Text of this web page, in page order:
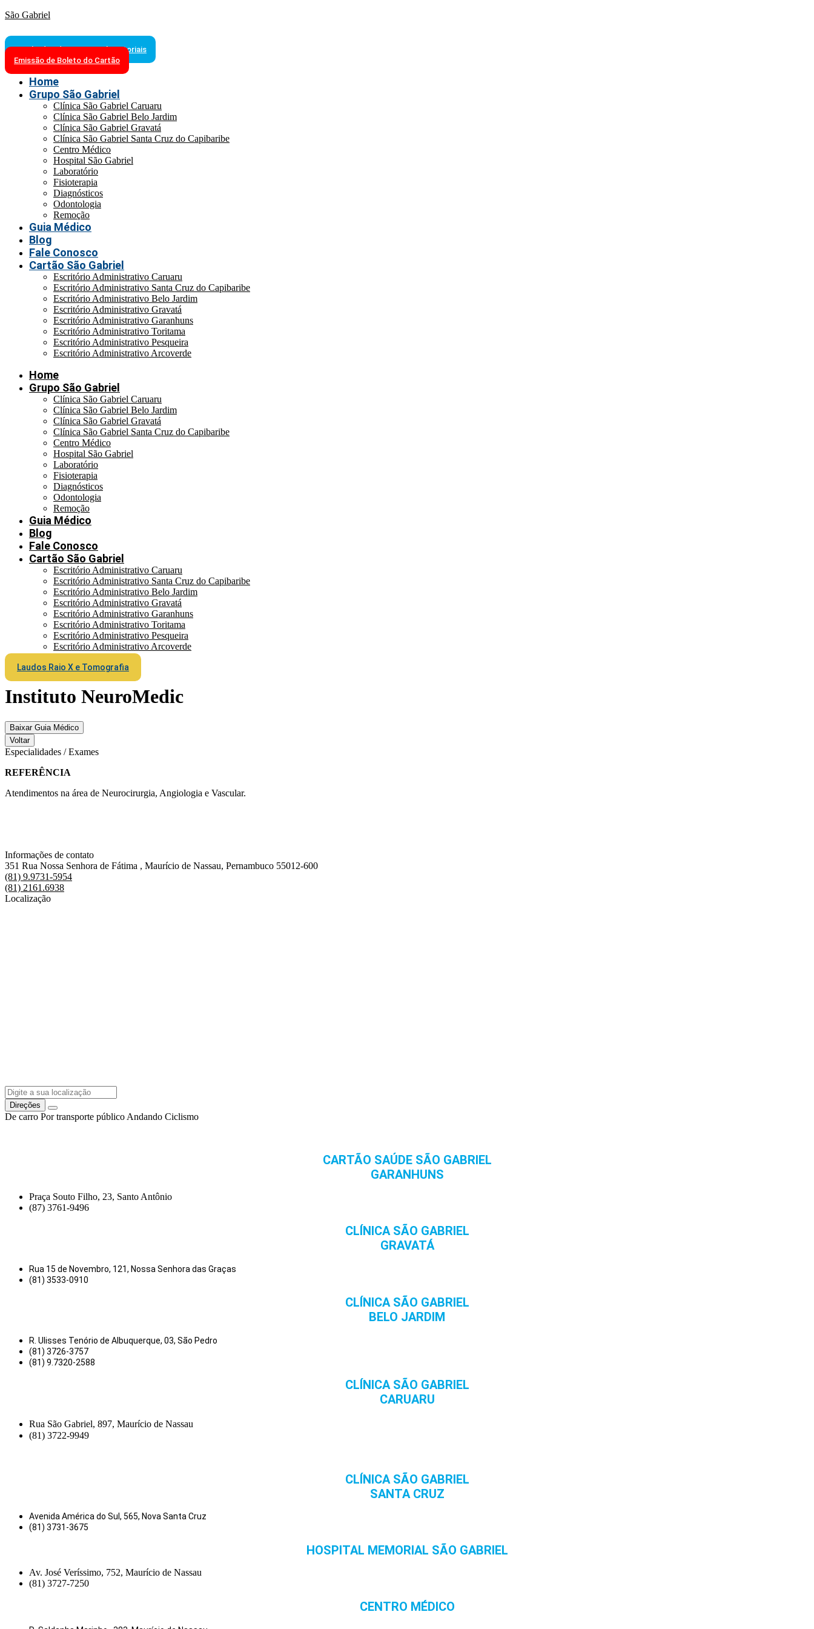
São Gabriel
Resultados de Exames Laboratoriais
Emissão de Boleto do Cartão
Home
Grupo São Gabriel
Clínica São Gabriel Caruaru
Clínica São Gabriel Belo Jardim
Clínica São Gabriel Gravatá
Clínica São Gabriel Santa Cruz do Capibaribe
Centro Médico
Hospital São Gabriel
Laboratório
Fisioterapia
Diagnósticos
Odontologia
Remoção
Guia Médico
Blog
Fale Conosco
Cartão São Gabriel
Escritório Administrativo Caruaru
Escritório Administrativo Santa Cruz do Capibaribe
Escritório Administrativo Belo Jardim
Escritório Administrativo Gravatá
Escritório Administrativo Garanhuns
Escritório Administrativo Toritama
Escritório Administrativo Pesqueira
Escritório Administrativo Arcoverde
Home
Grupo São Gabriel
Clínica São Gabriel Caruaru
Clínica São Gabriel Belo Jardim
Clínica São Gabriel Gravatá
Clínica São Gabriel Santa Cruz do Capibaribe
Centro Médico
Hospital São Gabriel
Laboratório
Fisioterapia
Diagnósticos
Odontologia
Remoção
Guia Médico
Blog
Fale Conosco
Cartão São Gabriel
Escritório Administrativo Caruaru
Escritório Administrativo Santa Cruz do Capibaribe
Escritório Administrativo Belo Jardim
Escritório Administrativo Gravatá
Escritório Administrativo Garanhuns
Escritório Administrativo Toritama
Escritório Administrativo Pesqueira
Escritório Administrativo Arcoverde
Laudos Raio X e Tomografia
Instituto NeuroMedic
Baixar Guia Médico
Voltar
Especialidades / Exames
REFERÊNCIA
Atendimentos na área de Neurocirurgia, Angiologia e Vascular.
Informações de contato
351 Rua Nossa Senhora de Fátima , Maurício de Nassau, Pernambuco 55012-600
(81) 9.9731-5954
(81) 2161.6938
Localização
Direções
De carro Por transporte público Andando Ciclismo
CARTÃO SAÚDE SÃO GABRIEL
GARANHUNS
Praça Souto Filho, 23, Santo Antônio
(87) 3761-9496
CLÍNICA SÃO GABRIEL
GRAVATÁ
Rua 15 de Novembro, 121, Nossa Senhora das Graças
(81) 3533-0910
CLÍNICA SÃO GABRIEL
BELO JARDIM
R. Ulisses Tenório de Albuquerque, 03, São Pedro
(81) 3726-3757
(81) 9.7320-2588
CLÍNICA SÃO GABRIEL
CARUARU
Rua São Gabriel, 897, Maurício de Nassau
(81) 3722-9949
CLÍNICA SÃO GABRIEL
SANTA CRUZ
Avenida América do Sul, 565, Nova Santa Cruz
(81) 3731-3675
HOSPITAL MEMORIAL SÃO GABRIEL
Av. José Veríssimo, 752, Maurício de Nassau
(81) 3727-7250
CENTRO MÉDICO